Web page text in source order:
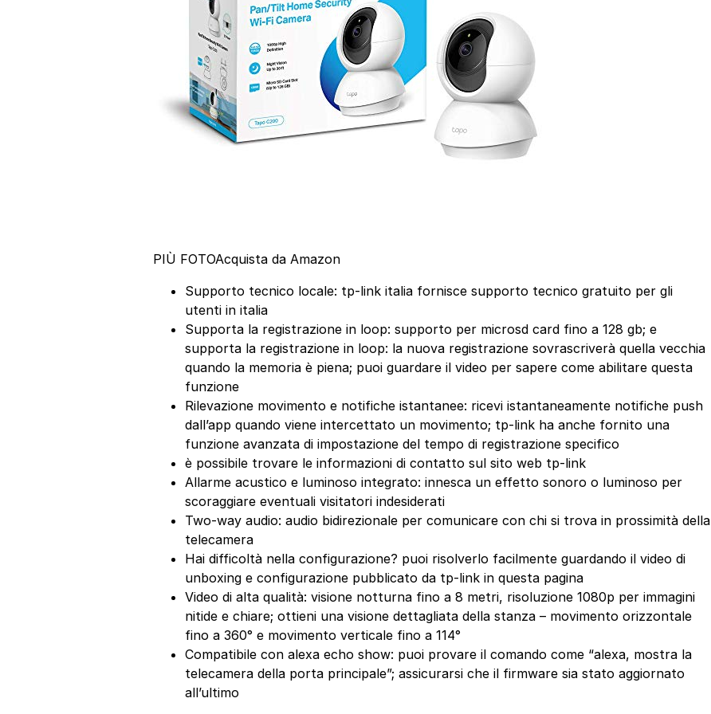
PIÙ FOTOAcquista da Amazon
Supporto tecnico locale: tp-link italia fornisce supporto tecnico gratuito per gli
utenti in italia
Supporta la registrazione in loop: supporto per microsd card fino a 128 gb; e
supporta la registrazione in loop: la nuova registrazione sovrascriverà quella vecchia
quando la memoria è piena; puoi guardare il video per sapere come abilitare questa
funzione
Rilevazione movimento e notifiche istantanee: ricevi istantaneamente notifiche push
dall’app quando viene intercettato un movimento; tp-link ha anche fornito una
funzione avanzata di impostazione del tempo di registrazione specifico
è possibile trovare le informazioni di contatto sul sito web tp-link
Allarme acustico e luminoso integrato: innesca un effetto sonoro o luminoso per
scoraggiare eventuali visitatori indesiderati
Two-way audio: audio bidirezionale per comunicare con chi si trova in prossimità della
telecamera
Hai difficoltà nella configurazione? puoi risolverlo facilmente guardando il video di
unboxing e configurazione pubblicato da tp-link in questa pagina
Video di alta qualità: visione notturna fino a 8 metri, risoluzione 1080p per immagini
nitide e chiare; ottieni una visione dettagliata della stanza – movimento orizzontale
fino a 360° e movimento verticale fino a 114°
Compatibile con alexa echo show: puoi provare il comando come “alexa, mostra la
telecamera della porta principale”; assicurarsi che il firmware sia stato aggiornato
all’ultimo